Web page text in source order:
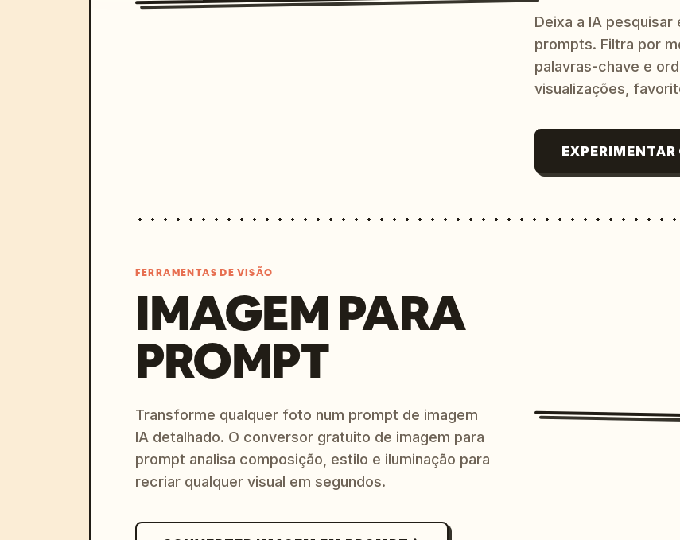
Deixa a IA
prompts. Filtra por
palavras-chave e
visualizações,
EXPERIMENTAR
FERRAMENTAS DE VISÃO
IMAGEM PARA
PROMPT
Transforme qualquer foto num prompt de imagem
IA detalhado. O conversor gratuito de imagem para
prompt analisa composição, estilo e iluminação para
recriar qualquer visual em segundos.